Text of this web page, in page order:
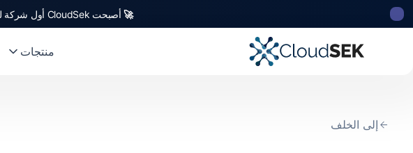
🚀 أصبحت CloudSek أول شركة للأمن السيبراني من أصل هندي تتلقى استثمارات منها
منتجات
إلى الخلف